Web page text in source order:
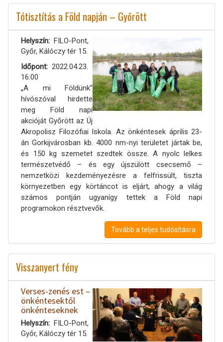
Tótisztítás a Föld napján – Győrött
Helyszín
FILO-Pont,
Győr, Kálóczy tér 15.
Időpont
2022.04.23.
16:00
„A mi Földünk”
hívószóval hirdette
meg Föld napi
akcióját Győrött az Új
Akropolisz Filozófiai Iskola. Az önkéntesek április 23-
án Gorkijvárosban kb. 4000 nm-nyi területet jártak be,
és 150 kg szemetet szedtek össze. A nyolc lelkes
természetvédő – és egy újszülött csecsemő –
nemzetközi kezdeményezésre a felfrissült, tiszta
környezetben egy körtáncot is eljárt, ahogy a világ
számos pontján ugyanígy tettek a Föld napi
programokon résztvevők.
Tovább a teljes tudósításra
Visszanyert fény
Verses-zenés est –
önkéntesektől
önkénteseknek
Helyszín
FILO-Pont,
Győr, Kálóczy tér 15.